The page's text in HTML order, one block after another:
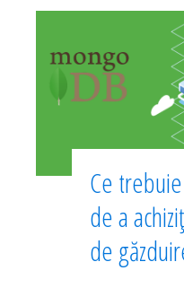
Ce
de a
de